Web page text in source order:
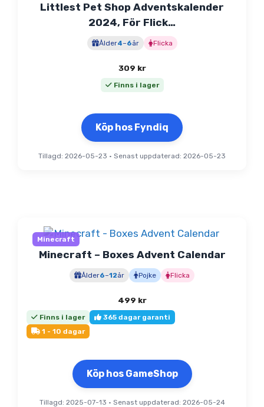
Littlest Pet Shop Adventskalender
2024, För Flick…
Ålder4–6år Flicka
309 kr
Finns i lager
Köp hos Fyndiq
Tillagd: 2026-05-23 • Senast uppdaterad: 2026-05-23
Minecraft
Minecraft – Boxes Advent Calendar
Ålder6–12år Pojke Flicka
499 kr
Finns i lager
365 dagar garanti
1 - 10 dagar
Köp hos GameShop
Tillagd: 2025-07-13 • Senast uppdaterad: 2026-05-24